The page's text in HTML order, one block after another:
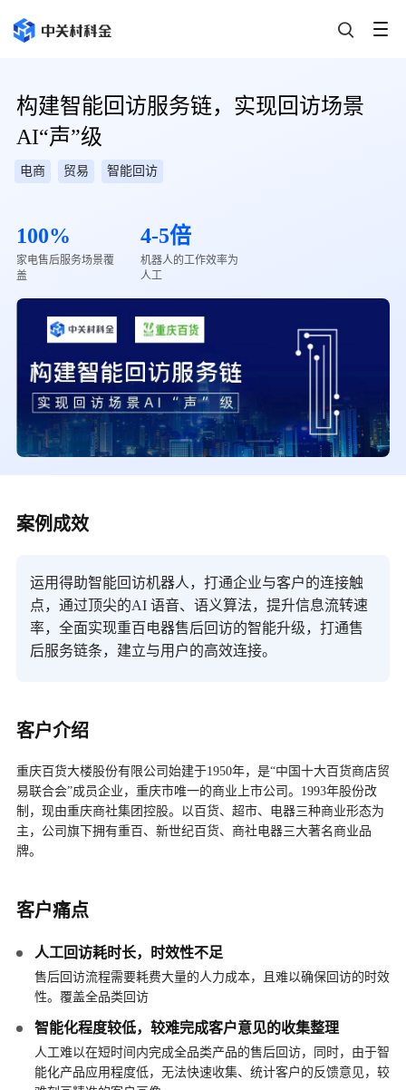
构建智能回访服务链，实现回访场景
AI“声”级
电商 贸易 智能回访
100%
家电售后服务场景覆
盖
4-5倍
机器人的工作效率为
人工
案例成效
运用得助智能回访机器人，打通企业与客户的连接触
点，通过顶尖的AI 语音、语义算法，提升信息流转速
率，全面实现重百电器售后回访的智能升级，打通售
后服务链条，建立与用户的高效连接。
客户介绍
重庆百货大楼股份有限公司始建于1950年，是“中国十大百货商店贸
易联合会”成员企业，重庆市唯一的商业上市公司。1993年股份改
制，现由重庆商社集团控股。以百货、超市、电器三种商业形态为
主，公司旗下拥有重百、新世纪百货、商社电器三大著名商业品
牌。
客户痛点
人工回访耗时长，时效性不足
售后回访流程需要耗费大量的人力成本，且难以确保回访的时效
性。覆盖全品类回访
智能化程度较低，较难完成客户意见的收集整理
人工难以在短时间内完成全品类产品的售后回访，同时，由于智
能化产品应用程度低，无法快速收集、统计客户的反馈意见，较